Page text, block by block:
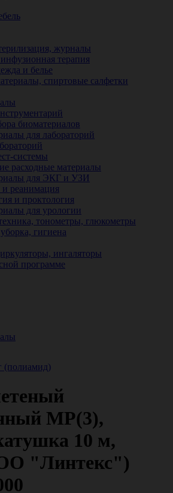
журналы
терапия
и белье
спиртовые салфетки
биоматериалов
для лабораторий
системы
расходные материалы
для ЭКГ и УЗИ
и реанимация
и проктология
для урологии
тонометры, глюкометры
гигиена
ингаляторы
программе
(полиамид)
МР(3),
10 м,
"Линтекс")